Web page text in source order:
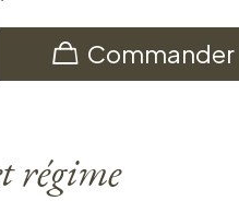
Commander
régime